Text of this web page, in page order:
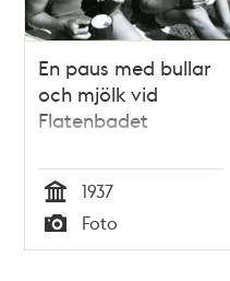
En paus med bullar
och mjölk vid
Flatenbadet
Tid
1937
Typ
Foto